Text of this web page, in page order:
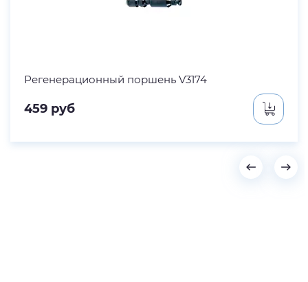
Регенерационный поршень V3174
459 руб